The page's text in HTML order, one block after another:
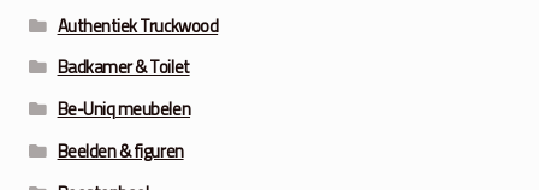
Authentiek Truckwood
Badkamer & Toilet
Be-Uniq meubelen
Beelden & figuren